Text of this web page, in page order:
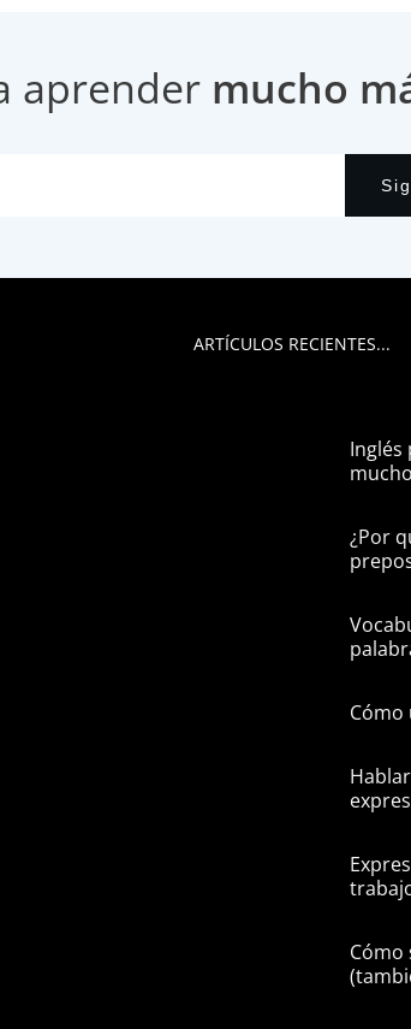
aprender mucho
ARTÍCULOS RECIENTES...
Inglés
¿Por
Cómo
Cómo